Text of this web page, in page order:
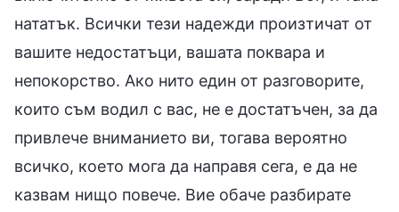
нататък. Всички тези надежди произтичат от
вашите недостатъци, вашата поквара и
непокорство. Ако нито един от разговорите,
които съм водил с вас, не е достатъчен, за да
привлече вниманието ви, тогава вероятно
всичко, което мога да направя сега, е да не
казвам нищо повече. Вие обаче разбирате